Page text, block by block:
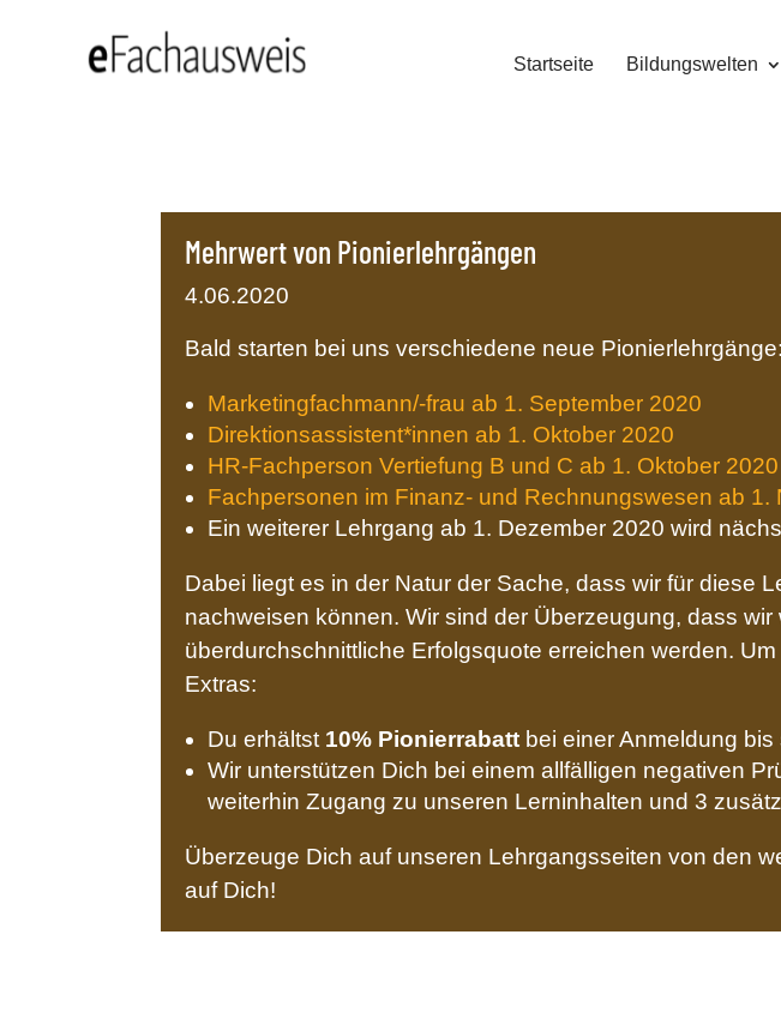
Startseite Bildungswelten
Mehrwert von Pionierlehrgängen
4.06.2020
Bald starten bei uns verschiedene neue Pionierlehrgänge:
Marketingfachmann/-frau ab 1. September 2020
Direktionsassistent*innen ab 1. Oktober 2020
HR-Fachperson Vertiefung B und C ab 1. Oktober 2020
Fachpersonen im Finanz- und Rechnungswesen ab 1.
Ein weiterer Lehrgang ab 1. Dezember 2020 wird
Dabei liegt es in der Natur der Sache, dass wir für diese
nachweisen können. Wir sind der Überzeugung, dass
überdurchschnittliche Erfolgsquote erreichen werden.
Extras:
Du erhältst 10% Pionierrabatt bei einer Anmeldung
Wir unterstützen Dich bei einem allfälligen negativen
weiterhin Zugang zu unseren Lerninhalten und 3
Überzeuge Dich auf unseren Lehrgangsseiten von den
auf Dich!